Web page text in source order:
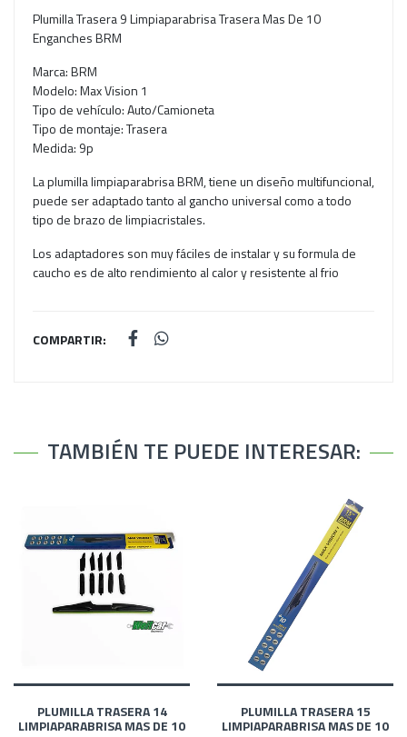
Plumilla Trasera 9 Limpiaparabrisa Trasera Mas De 10
Enganches BRM
Marca: BRM
Modelo: Max Vision 1
Tipo de vehículo: Auto/Camioneta
Tipo de montaje: Trasera
Medida: 9p
La plumilla limpiaparabrisa BRM, tiene un diseño multifuncional,
puede ser adaptado tanto al gancho universal como a todo
tipo de brazo de limpiacristales.
Los adaptadores son muy fáciles de instalar y su formula de
caucho es de alto rendimiento al calor y resistente al frio
COMPARTIR:
TAMBIÉN TE PUEDE INTERESAR:
PLUMILLA TRASERA 14
LIMPIAPARABRISA MAS DE 10
PLUMILLA TRASERA 15
LIMPIAPARABRISA MAS DE 10